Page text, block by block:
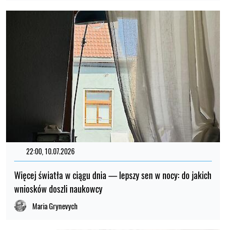
22:00, 10.07.2026
Więcej światła w ciągu dnia — lepszy sen w nocy: do jakich
wniosków doszli naukowcy
Maria Grynevych